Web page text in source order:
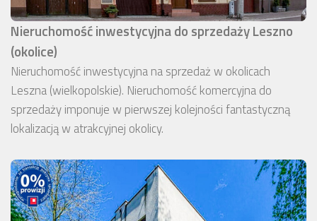
Nieruchomość inwestycyjna do sprzedaży Leszno
(okolice)
Nieruchomość inwestycyjna na sprzedaż w okolicach
Leszna (wielkopolskie). Nieruchomość komercyjna do
sprzedaży imponuje w pierwszej kolejności fantastyczną
lokalizacją w atrakcyjnej okolicy.